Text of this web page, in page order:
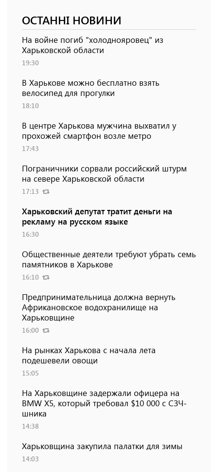
ОСТАННІ НОВИНИ
На войне погиб "холоднояровец" из
Харьковской области
19:30
В Харькове можно бесплатно взять
велосипед для прогулки
18:10
В центре Харькова мужчина выхватил у
прохожей смартфон возле метро
17:43
Пограничники сорвали российский штурм
на севере Харьковской области
17:13
Харьковский депутат тратит деньги на
рекламу на русском языке
16:30
Общественные деятели требуют убрать семь
памятников в Харькове
16:10
Предпринимательница должна вернуть
Африкановское водохранилище на
Харьковщине
16:00
На рынках Харькова с начала лета
подешевели овощи
15:05
На Харьковщине задержали офицера на
BMW Х5, который требовал $10 000 с СЗЧ-
шника
14:38
Харьковщина закупила палатки для зимы
14:03